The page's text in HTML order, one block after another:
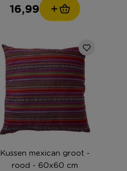
16,99
Kussen mexican groot -
rood - 60x60 cm